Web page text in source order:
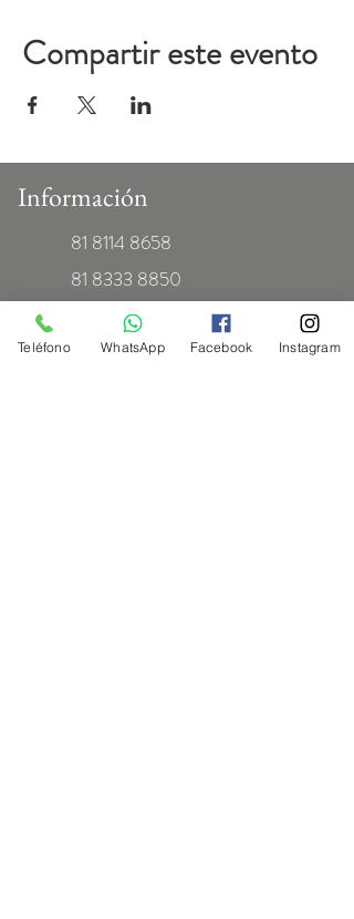
Compartir este evento
Información
81 8114 8658
81 8333 8850
81 1255 4998
Informes.blanceventos@gmail.com
Teléfono WhatsApp Facebook Instagram